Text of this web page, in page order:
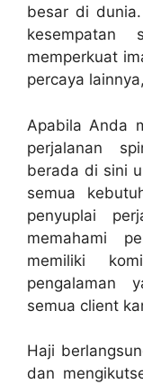
besar di
kesempatan
memperkuat
percaya
Apabila Anda
perjalanan
berada di sini
semua
penyuplai
memahami
memiliki
pengalaman
semua client
Haji
dan